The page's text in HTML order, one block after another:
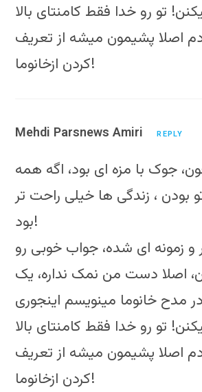
تو رو خدا فقط کامنتای بالا
اصلا پشیمون میشه از تعریف
کردن ازخانوما!
Mehdi Parsnews Amiri REPLY
جوک با مزه ای بود، اگه همه
بودن ، زندگی ها خیلی راحت تر
بود!
و زمونه ای شده، جواب خوبی رو
اصلا دست من نمک نداره، یک
مدح خانوما مینویسم اینجوری
تو رو خدا فقط کامنتای بالا
اصلا پشیمون میشه از تعریف
کردن ازخانوما!